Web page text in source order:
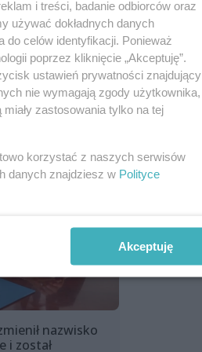
nazwisko
i został
i treści, badanie odbiorców oraz
używać dokładnych danych
celów identyfikacji. Ponieważ
poprzez kliknięcie „Akceptuję”.
ustawień prywatności znajdujący
nie wymagają zgody użytkownika,
zastosowania tylko na tej
korzystać z naszych serwisów
danych znajdziesz w Polityce
Akceptuję